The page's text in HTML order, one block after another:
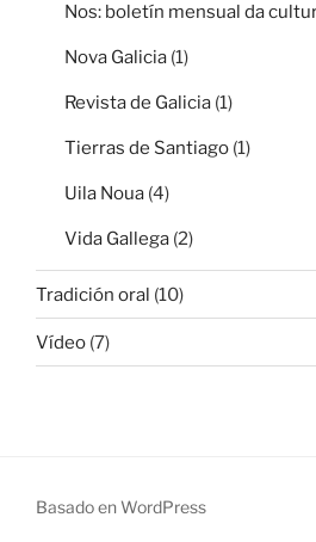
Nos: boletín mensual da
Nova Galicia (1)
Revista de Galicia (1)
Tierras de Santiago (1)
Uila Noua (4)
Vida Gallega (2)
Tradición oral (10)
Vídeo (7)
Basado en WordPress